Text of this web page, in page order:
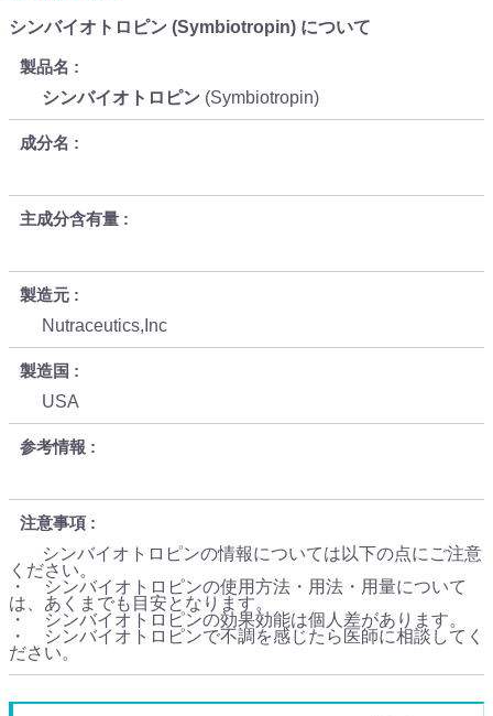
シンバイオトロピン (Symbiotropin) について
製品名
シンバイオトロピン (Symbiotropin)
成分名
主成分含有量
製造元
Nutraceutics,Inc
製造国
USA
参考情報
注意事項
シンバイオトロピンの情報については以下の点にご注意
ください。
・ シンバイオトロピンの使用方法・用法・用量について
は、あくまでも目安となります。
・ シンバイオトロピンの効果効能は個人差があります。
・ シンバイオトロピンで不調を感じたら医師に相談してく
ださい。